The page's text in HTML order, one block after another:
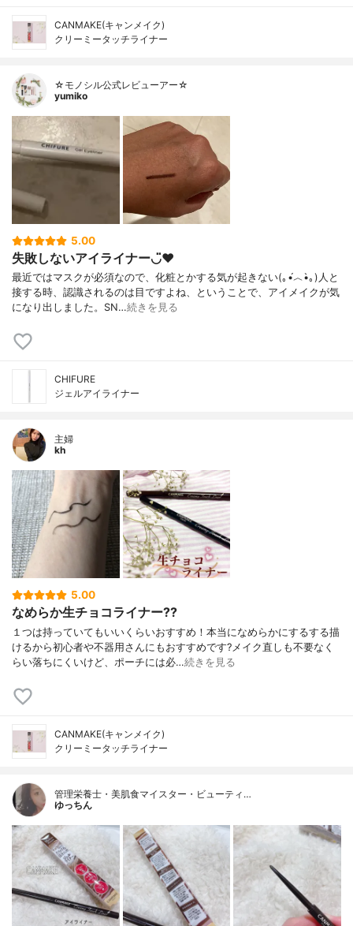
CANMAKE(キャンメイク)
クリーミータッチライナー
☆モノシル公式レビューアー☆
yumiko
5.00
失敗しないアイライナー◡̈♥︎
最近ではマスクが必須なので、化粧とかする気が起きない(｡•́︿•̀｡)人と
接する時、認識されるのは目ですよね、ということで、アイメイクが気
になり出しました。SN…続きを見る
CHIFURE
ジェルアイライナー
主婦
kh
5.00
なめらか生チョコライナー??
１つは持っていてもいいくらいおすすめ！本当になめらかにするする描
けるから初心者や不器用さんにもおすすめです?メイク直しも不要なく
らい落ちにくいけど、ポーチには必…続きを見る
CANMAKE(キャンメイク)
クリーミータッチライナー
管理栄養士・美肌食マイスター・ビューティ…
ゆっちん